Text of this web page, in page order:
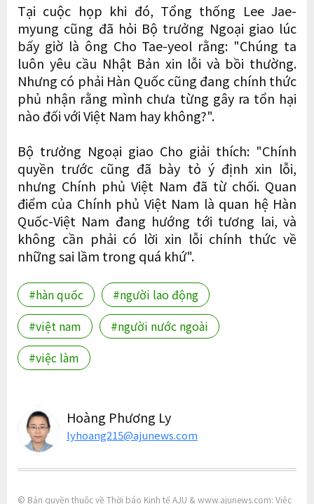
Tại cuộc họp khi đó, Tổng thống Lee Jae-
myung cũng đã hỏi Bộ trưởng Ngoại giao lúc
bấy giờ là ông Cho Tae-yeol rằng: "Chúng ta
luôn yêu cầu Nhật Bản xin lỗi và bồi thường.
Nhưng có phải Hàn Quốc cũng đang chính thức
phủ nhận rằng mình chưa từng gây ra tổn hại
nào đối với Việt Nam hay không?".
Bộ trưởng Ngoại giao Cho giải thích: "Chính
quyền trước cũng đã bày tỏ ý định xin lỗi,
nhưng Chính phủ Việt Nam đã từ chối. Quan
điểm của Chính phủ Việt Nam là quan hệ Hàn
Quốc-Việt Nam đang hướng tới tương lai, và
không cần phải có lời xin lỗi chính thức về
những sai lầm trong quá khứ".
#hàn quốc
#người lao động
#việt nam
#người nước ngoài
#việc làm
Hoàng Phương Ly
lyhoang215@ajunews.com
© Bản quyền thuộc về Thời báo Kinh tế AJU & www.ajunews.com: Việc